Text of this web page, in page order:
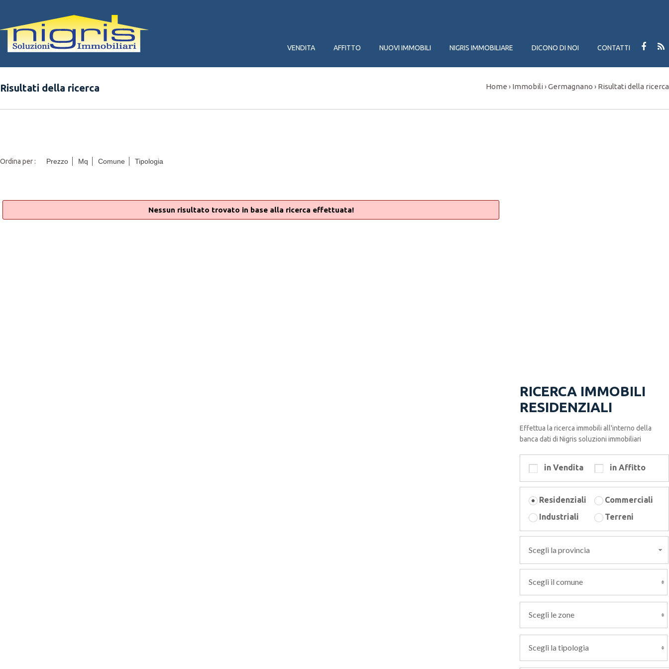
VENDITA AFFITTO NUOVI IMMOBILI NIGRIS IMMOBILIARE DICONO DI NOI CONTATTI
Home › Immobili›Germagnano › Risultati della ricerca
Risultati della ricerca
Ordina per : Prezzo Mq Comune Tipologia
Nessun risultato trovato in base alla ricerca effettuata!
RICERCA IMMOBILI
RESIDENZIALI
Effettua la ricerca immobili all'interno della
banca dati di Nigris soluzioni immobiliari
in Vendita in Affitto
Residenziali
Commerciali
Industriali
Terreni
Scegli la provincia
Scegli il comune
Scegli le zone
Scegli la tipologia